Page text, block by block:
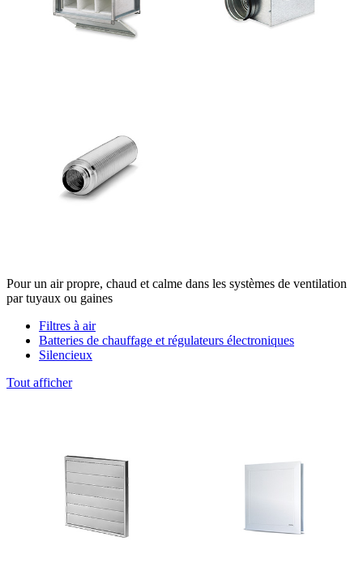
Pour un air propre, chaud et calme dans les systèmes de ventilation
par tuyaux ou gaines
Filtres à air
Batteries de chauffage et régulateurs électroniques
Silencieux
Tout afficher